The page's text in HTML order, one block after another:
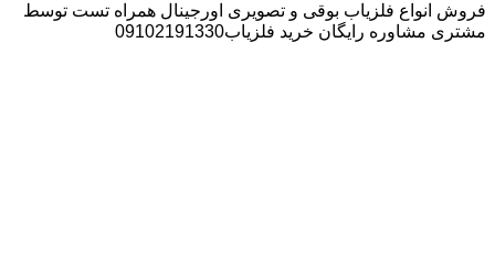
فروش انواع فلزیاب بوقی و تصویری اورجینال همراه تست توسط
مشتری مشاوره رایگان خرید فلزیاب09102191330